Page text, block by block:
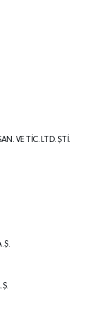
VE TİC. LTD. ŞTİ.